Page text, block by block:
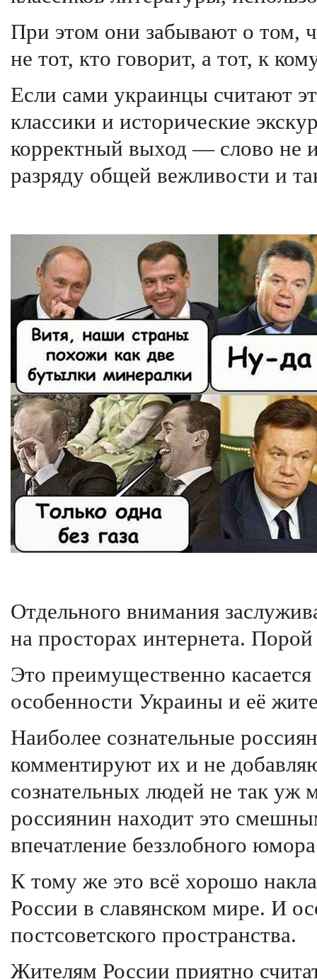
При этом они забывают о том,
не тот, кто говорит, а тот, к
Если сами украинцы считают
классики и исторические
корректный выход — слово не
разряду общей вежливости и
Отдельного внимания
на просторах интернета.
Это преимущественно
особенности Украины и её
Наиболее сознательные
комментируют их и не
сознательных людей не так уж
россиянин находит это
впечатление беззлобного
К тому же это всё хорошо
России в славянском мире. И
постсоветского пространства.
Жителям России приятно